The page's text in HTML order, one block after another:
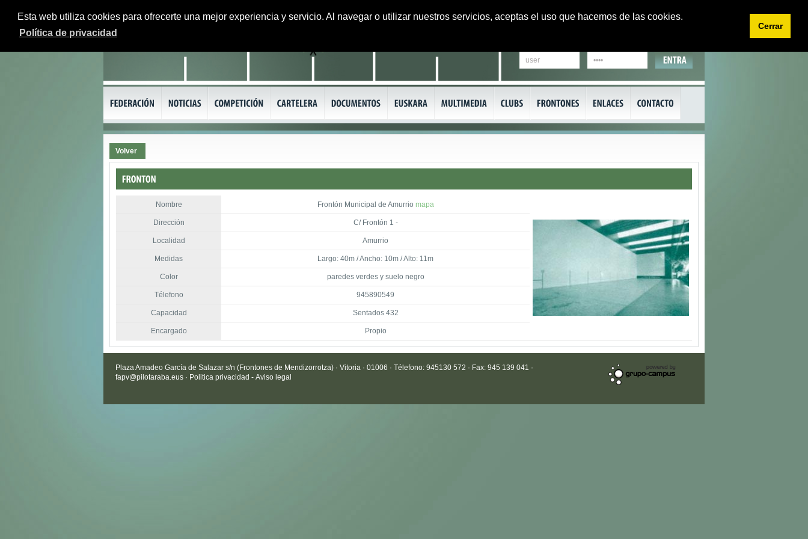
Esta web utiliza cookies para ofrecerte una mejor experiencia y servicio. Al navegar o utilizar nuestros servicios, aceptas el uso que hacemos de las cookies.
Política de privacidad
Cerrar
Volver
Nombre Frontón Municipal de Amurrio mapa
Dirección C/ Frontón 1 -
Localidad Amurrio
Medidas Largo: 40m / Ancho: 10m / Alto: 11m
Color paredes verdes y suelo negro
Télefono 945890549
Capacidad Sentados 432
Encargado Propio
Plaza Amadeo García de Salazar s/n (Frontones de Mendizorrotza) · Vitoria · 01006 · Télefono: 945130 572 · Fax: 945 139 041 ·
fapv@pilotaraba.eus · Politica privacidad - Aviso legal